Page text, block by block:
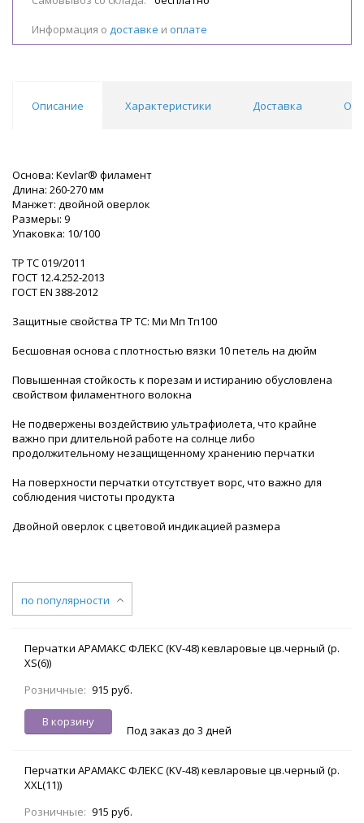
Информация о доставке и оплате
Описание Характеристики Доставка
Основа: Kevlar® филамент
Длина: 260-270 мм
Манжет: двойной оверлок
Размеры: 9
Упаковка: 10/100
ТР ТС 019/2011
ГОСТ 12.4.252-2013
ГОСТ ЕN 388-2012
Защитные свойства ТР ТС: Ми Мп Тп100
Бесшовная основа с плотностью вязки 10 петель на дюйм
Повышенная стойкость к порезам и истиранию обусловлена
свойством филаментного волокна
Не подвержены воздействию ультрафиолета, что крайне
важно при длительной работе на солнце либо
продолжительному незащищенному хранению перчатки
На поверхности перчатки отсутствует ворс, что важно для
соблюдения чистоты продукта
Двойной оверлок с цветовой индикацией размера
по популярности
Перчатки АРАМАКС ФЛЕКС (KV-48) кевларовые цв.черный (р.
XS(6))
Розничные: 915 руб.
В корзину
Под заказ до 3 дней
Перчатки АРАМАКС ФЛЕКС (KV-48) кевларовые цв.черный (р.
XXL(11))
Розничные: 915 руб.